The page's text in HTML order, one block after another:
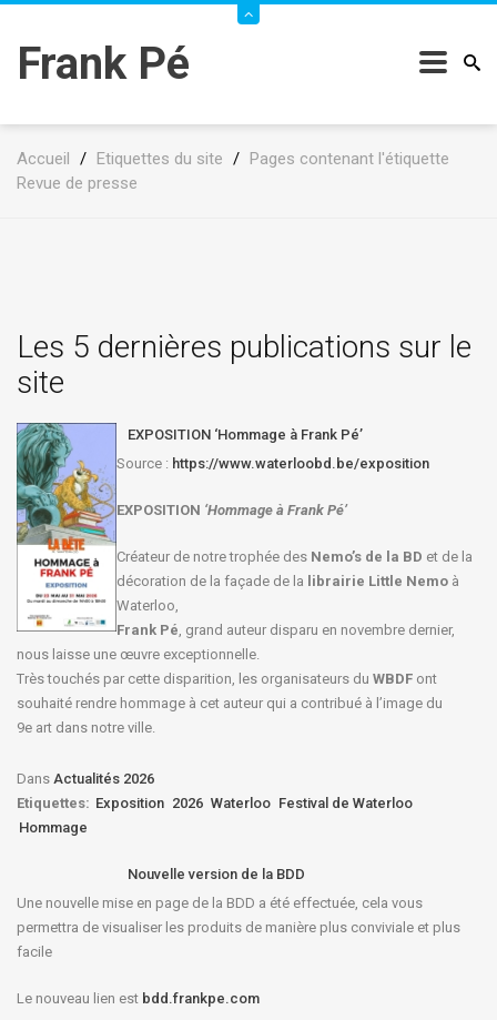
Frank Pé
Accueil / Etiquettes du site / Pages contenant l'étiquette
Revue de presse
Les 5 dernières publications sur le
site
EXPOSITION ‘Hommage à Frank Pé’
Source : https://www.waterloobd.be/exposition
EXPOSITION ‘Hommage à Frank Pé’
Créateur de notre trophée des Nemo’s de la BD et de la
décoration de la façade de la librairie Little Nemo à
Waterloo,
Frank Pé, grand auteur disparu en novembre dernier,
nous laisse une œuvre exceptionnelle.
Très touchés par cette disparition, les organisateurs du WBDF ont
souhaité rendre hommage à cet auteur qui a contribué à l’image du
9e art dans notre ville.
Dans Actualités 2026
Etiquettes: Exposition 2026 Waterloo Festival de Waterloo
Hommage
Nouvelle version de la BDD
Une nouvelle mise en page de la BDD a été effectuée, cela vous
permettra de visualiser les produits de manière plus conviviale et plus
facile
Le nouveau lien est bdd.frankpe.com